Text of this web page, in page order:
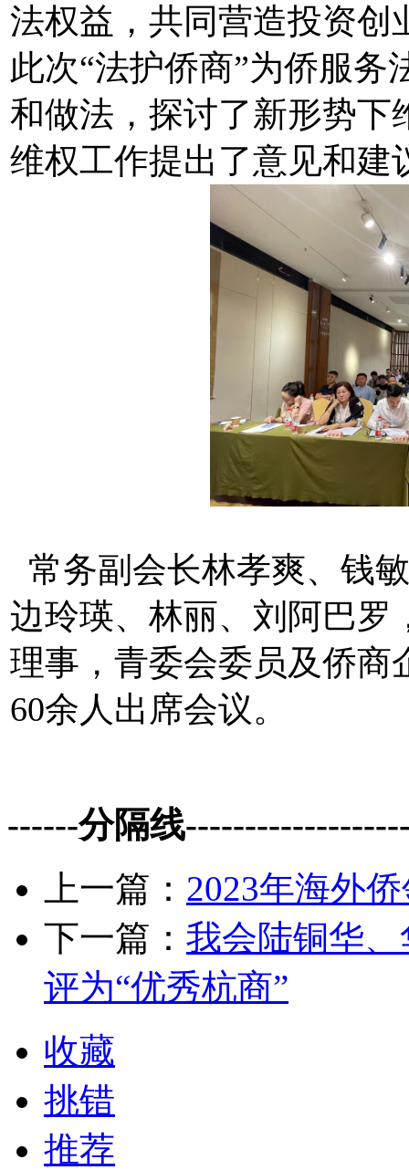
法权益，共同营造投资创
此次“法护侨商”为侨服
和做法，探讨了新形势下
维权工作提出了意见和建
常务副会长林孝爽、钱
边玲瑛、林丽、刘阿巴罗
理事，青委会委员及侨商
60余人出席会议。
------分隔线
上一篇： 2023年海外
下一篇： 我会陆铜华
评为“优秀杭商”
收藏
挑错
推荐